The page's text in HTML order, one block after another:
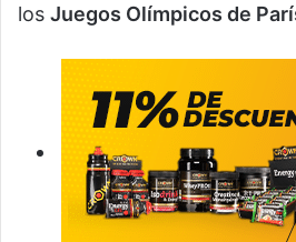
los Juegos Olímpicos de